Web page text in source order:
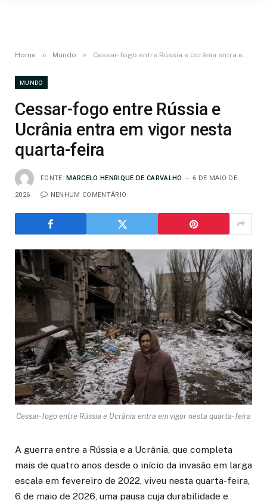
Home » Mundo » Cessar-fogo entre Rússia e Ucrânia entra em vigor nesta quarta-feira
MUNDO
Cessar-fogo entre Rússia e
Ucrânia entra em vigor nesta
quarta-feira
FONTE: MARCELO HENRIQUE DE CARVALHO 6 DE MAIO DE
2026 NENHUM COMENTÁRIO
Cessar-fogo entre Rússia e Ucrânia entra em vigor nesta quarta-feira
A guerra entre a Rússia e a Ucrânia, que completa
mais de quatro anos desde o início da invasão em larga
escala em fevereiro de 2022, viveu nesta quarta-feira,
6 de maio de 2026, uma pausa cuja durabilidade e